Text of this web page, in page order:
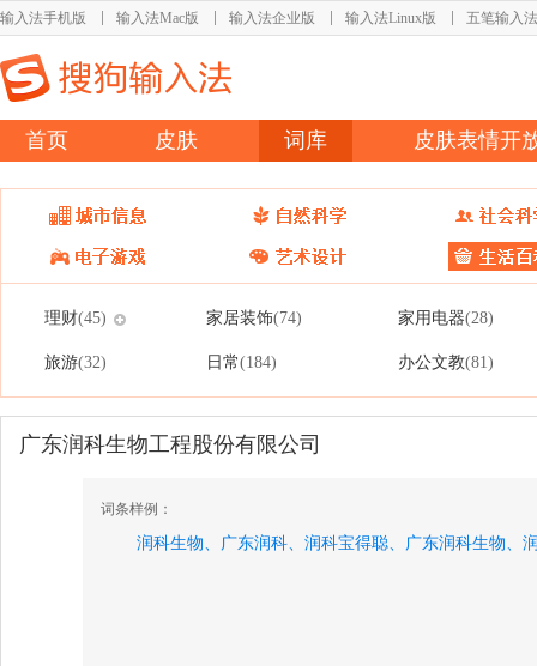
输入法手机版 输入法Mac版 输入法企业版 输入法Linux版 五笔输入法
首页 皮肤 词库 皮肤表情开
理财(45) 家居装饰(74) 家用电器(28)
旅游(32) 日常(184) 办公文教(81)
广东润科生物工程股份有限公司
词条样例：
润科生物、 广东润科、 润科宝得聪、 广东润科生物、